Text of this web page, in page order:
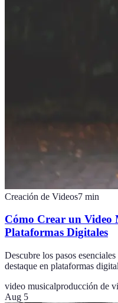
Creación de Videos7 min
Cómo Crear un Video
Plataformas Digitales
Descubre los pasos
destaque en plataformas
video musicalproducción de
Aug 5